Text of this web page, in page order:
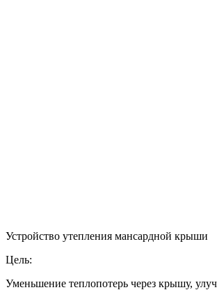
Устройство утепления мансардной крыши
Цель:
Уменьшение теплопотерь через крышу,